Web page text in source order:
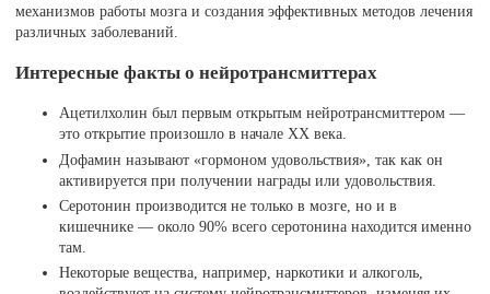
механизмов работы мозга и создания эффективных методов лечения
различных заболеваний.
Интересные факты о нейротрансмиттерах
Ацетилхолин был первым открытым нейротрансмиттером —
это открытие произошло в начале XX века.
Дофамин называют «гормоном удовольствия», так как он
активируется при получении награды или удовольствия.
Серотонин производится не только в мозге, но и в
кишечнике — около 90% всего серотонина находится именно
там.
Некоторые вещества, например, наркотики и алкоголь,